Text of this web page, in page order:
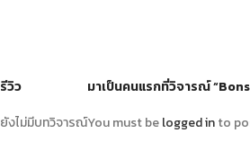
รีวิว
ยังไม่มีบทวิจารณ์
มาเป็นคนแรกที่วิจารณ์
You must belogged into